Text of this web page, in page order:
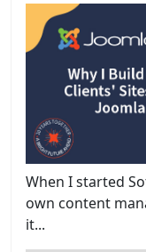
When I started
own content
it...